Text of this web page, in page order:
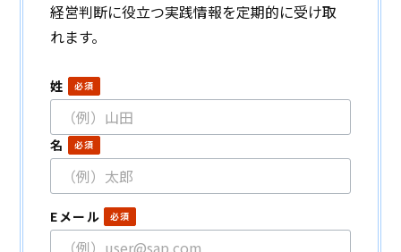
経営判断に役立つ実践情報を定期的に受け取
れます。
姓
名
Eメール